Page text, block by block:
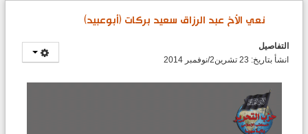
نعي الأخ عبد الرزاق سعيد بركات (أبوعبيد)
التفاصيل
انشأ بتاريخ: 23 تشرين2/نوفمبر 2014